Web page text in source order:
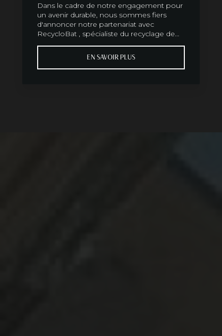
Dans le cadre de notre engagement pour
un avenir durable, nous sommes fiers
d'annoncer notre partenariat avec
RecycloBat , spécialiste du recyclage de...
EN SAVOIR PLUS